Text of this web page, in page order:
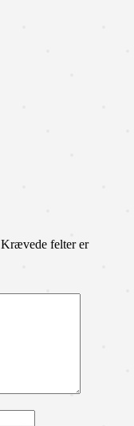
Krævede felter er